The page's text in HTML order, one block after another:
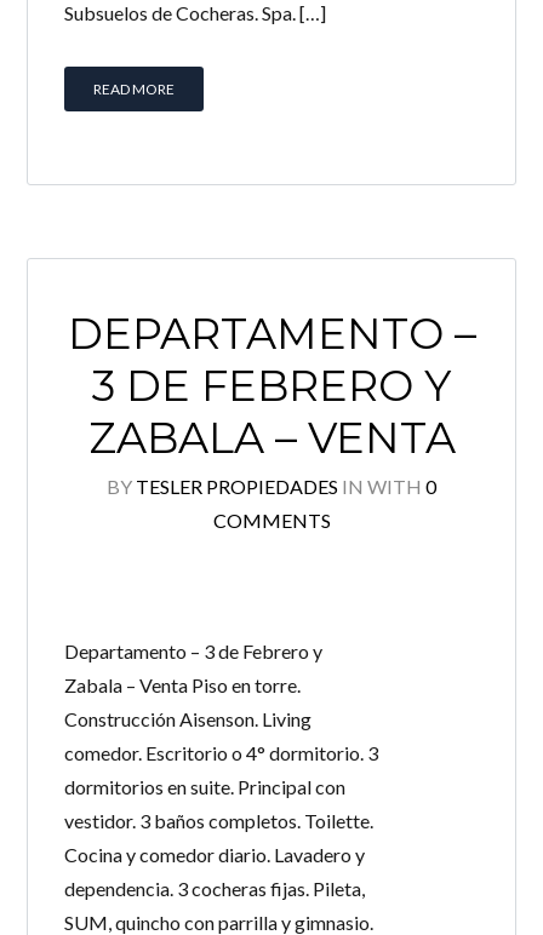
Continuar conFacebook
Continuar con
Subsuelos de Cocheras. Spa. […]
READ MORE
DEPARTAMENTO –
3 DE FEBRERO Y
ZABALA – VENTA
BY TESLER PROPIEDADES IN WITH 0
COMMENTS
Departamento – 3 de Febrero y
Zabala – Venta Piso en torre.
Construcción Aisenson. Living
comedor. Escritorio o 4° dormitorio. 3
dormitorios en suite. Principal con
vestidor. 3 baños completos. Toilette.
Cocina y comedor diario. Lavadero y
dependencia. 3 cocheras fijas. Pileta,
SUM, quincho con parrilla y gimnasio.